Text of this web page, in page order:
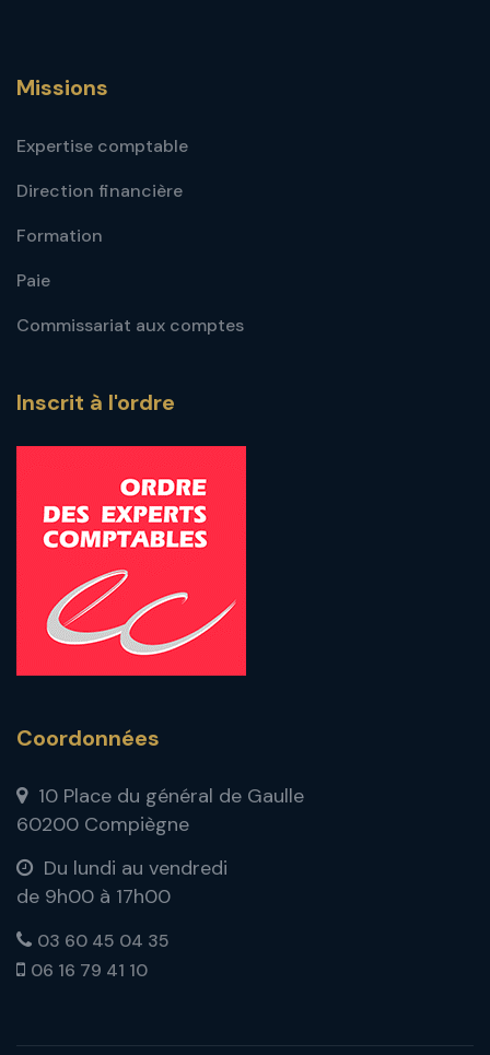
Missions
Expertise comptable
Direction financière
Formation
Paie
Commissariat aux comptes
Inscrit à l'ordre
Coordonnées
10 Place du général de Gaulle
60200 Compiègne
Du lundi au vendredi
de 9h00 à 17h00
03 60 45 04 35
06 16 79 41 10